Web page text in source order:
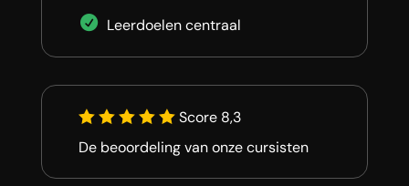
Leerdoelen centraal
Score 8,3
De beoordeling van onze cursisten